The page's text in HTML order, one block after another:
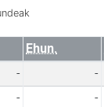
Ehun.
- -
- -